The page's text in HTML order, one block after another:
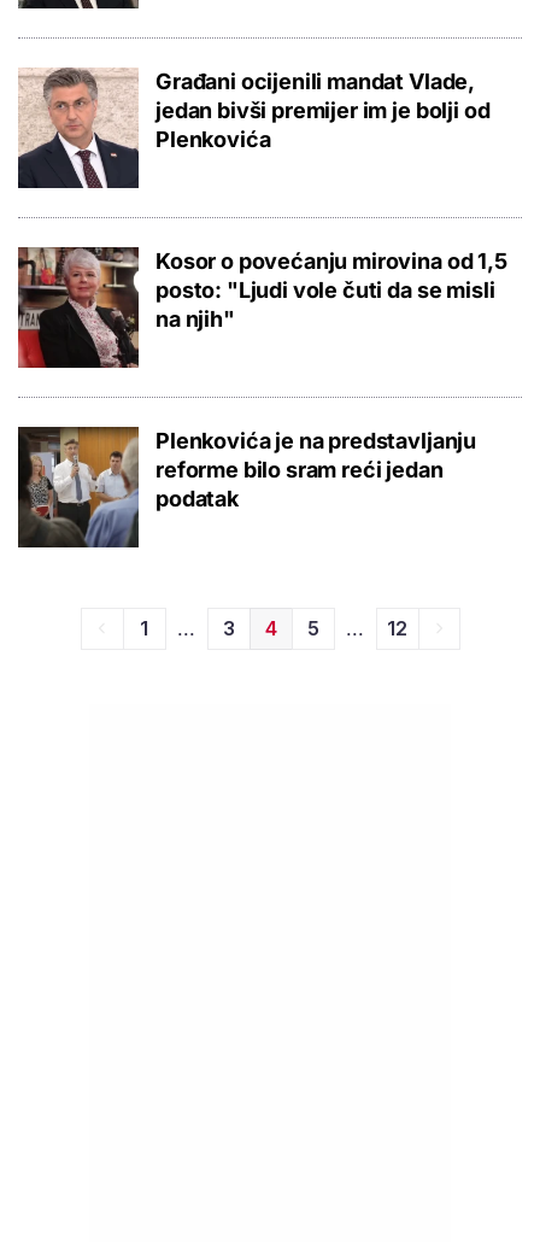
Građani ocijenili mandat Vlade,
jedan bivši premijer im je bolji od
Plenkovića
Kosor o povećanju mirovina od 1,5
posto: "Ljudi vole čuti da se misli
na njih"
Plenkovića je na predstavljanju
reforme bilo sram reći jedan
podatak
1 ... 3 4 5 ... 12